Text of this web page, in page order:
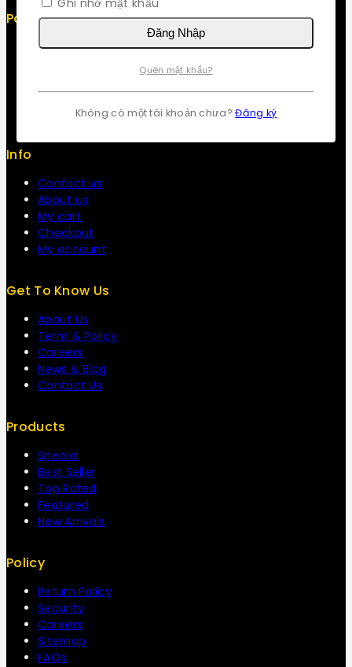
Policy
Return Policy
Sitemap
Info
Contact us
About us
My cart
Checkout
My account
Get To Know Us
About Us
Term & Policy
Careers
News & Blog
Contact Us
Products
Special
Best Seller
Top Rated
Featured
New Arrivals
Policy
Return Policy
Security
Careers
Sitemap
FAQs
Đăng Nhập
Quên mật khẩu?
Không có một tài khoản chưa?Đăng ký